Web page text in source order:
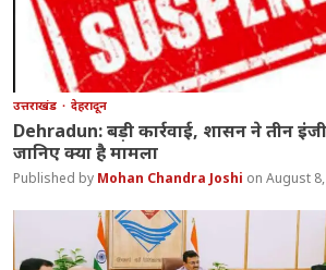
उत्तराखंड देहरादून
Dehradun: बड़ी कार्रवाई, शासन ने तीन
जानिए क्या है मामला
Mohan Chandra Joshi August